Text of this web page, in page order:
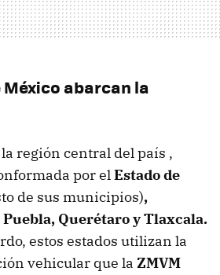
México abarcan la
región central del país ,
por elEstado de
de sus municipios),
Querétaro y Tlaxcala.
estos estados utilizan la
vehicular que la ZMVM